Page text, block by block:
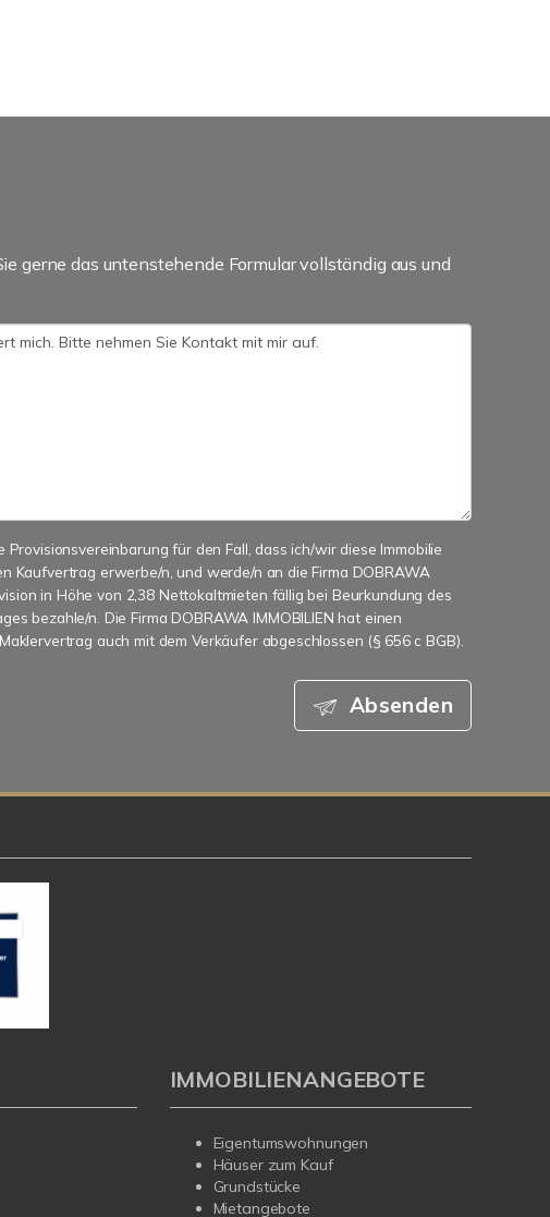
gerne das untenstehende Formular vollständig aus und
Provisionsvereinbarung für den Fall, dass ich/wir diese Immobilie
Kaufvertrag erwerbe/n, und werde/n an die Firma DOBRAWA
in Höhe von 2,38 Nettokaltmieten fällig bei Beurkundung des
bezahle/n. Die Firma DOBRAWA IMMOBILIEN hat einen
auch mit dem Verkäufer abgeschlossen (§ 656 c BGB).
Absenden
IMMOBILIENANGEBOTE
Eigentumswohnungen
Häuser zum Kauf
Grundstücke
Mietangebote